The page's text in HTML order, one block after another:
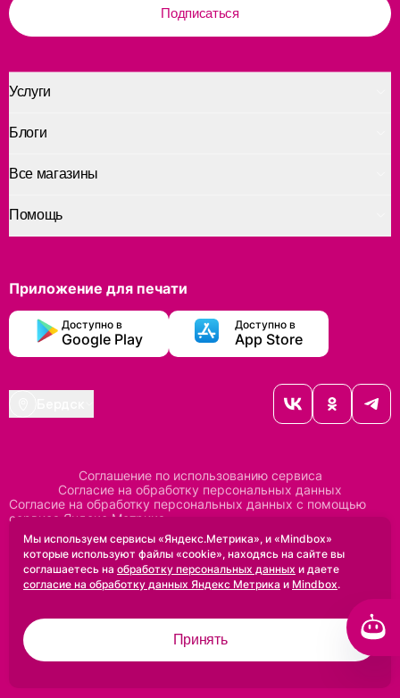
Подписаться
Услуги
Помощь
Блоги
Все магазины
Приложение для печати
Доступно в
Google Play
Доступно в
App Store
2005-2026 ©
Дизайн сделан вUprock
Проектирование и SEO:
Baklenev SEO
Разработано вQualitica
Соглашение по использованию сервиса
Согласие на обработку персональных данных
Согласие на обработку персональных данных с помощью
сервиса Яндекс Метрика
Согласие на обработку персональных данных с помощью
сервиса Mindbox
Положение по обработке персональных данных
Политика конфиденциальностиДоговор оферты
Мы используем сервисы «Яндекс.Метрика», и «Mindbox»
которые используют файлы «cookie», находясь на сайте вы
соглашаетесь на обработку персональных данных и даете
согласие на обработку данных Яндекс Метрика и Mindbox.
Принять